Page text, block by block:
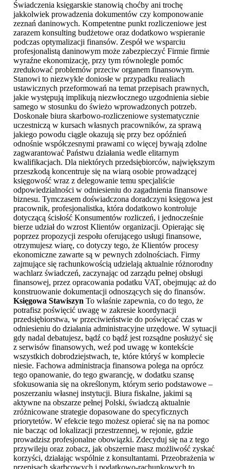
Świadczenia księgarskie stanowią choćby ani trochę
jakkolwiek prowadzenia dokumentów czy komponowanie
zeznań daninowych. Kompetentne punkt rozliczeniowe jest
zarazem konsulting budżetowe oraz dodatkowo wspieranie
podczas optymalizacji finansów. Zespół we wsparciu
profesjonalistą daninowym może zabezpieczyć Firmie firmie
wyraźne ekonomizację, przy tym równolegle pomóc
zredukować problemów przeciw organem finansowym.
Stanowi to niezwykle doniosłe w przypadku realiach
ustawicznych przeformowań na temat przepisach prawnych,
jakie występują implikują niezwłocznego uzgodnienia siebie
samego w stosunku do świeżo wprowadzonych potrzeb.
Doskonałe biura skarbowo-rozliczeniowe systematycznie
uczestniczą w kursach własnych pracowników, za sprawą
jakiego powodu ciągle okazują się przy bez opóźnień
odnośnie współczesnymi prawami co więcej bywają zdolne
zagwarantować Państwu działania wedle elitarnym
kwalifikacjach. Dla niektórych przedsiębiorców, największym
przeszkodą koncentruje się na wiarą osobie prowadzącej
księgowość wraz z delegowanie temu specjaliście
odpowiedzialności w odniesieniu do zagadnienia finansowe
biznesu. Tymczasem doświadczona doradczyni księgowa jest
pracownik, profesjonalistka, która dodatkowo kontroluje
dotyczącą ścisłość Konsumentów rozliczeń, i jednocześnie
bierze udział do wzrost Klientów organizacji. Opierając się
poprzez propozycji zespołu oferującego usługi finansowe,
otrzymujesz wiarę, co dotyczy tego, że Klientów procesy
ekonomiczne zawarte są w pewnych zdolnościach. Firmy
zajmujące się rachunkowością udzielają aktualnie różnorodny
wachlarz świadczeń, zaczynając od zarządu pełnej obsługi
finansowej, przez opracowania podatku VAT, obejmując aż do
konstruowanie dokumentacji odnoszących się do finansów.
Księgowa Stawiszyn To właśnie zapewnia, co do tego, że
potrafisz poświęcić uwagę w zakresie koordynacji
przedsiębiorstwa, w przeciwieństwie do poświęcać czas w
odniesieniu do działania administracyjne urzędowe. W sytuacji
gdy nadal debatujesz, bądź co bądź jest rozsądne posłużyć się
z serwisów finansowych, weź pod uwagę w kontekście
wszystkich dobrodziejstwach, te, które któryś w komplecie
niesie. Fachowa administracja finansowa polega na oprócz
tego opanowanie, do tego gwarancję, w dodatku szansę
sfokusowania się na określonym, którym serio podstawowe –
poszerzaniu własnej instytucji. Biura fiskalne, jakimi są
aktywne na obszarze pełnej Polski, świadczą aktualnie
zróżnicowane strategie dopasowane do specyficznych
priorytetów. W efekcie tego możesz opierać się na na pomoc
nie bacząc od lokalizacji przestrzennej, w rejonie, gdzie
prowadzisz profesjonalne obowiązki. Zdecyduj się na z tego
przywileju oraz zobacz, jak obszernie masz możliwość zyskać
korzyści, działając wspólnie z konsultantami. Przeobrażenia w